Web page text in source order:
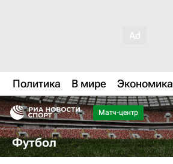
Политика В мире Экономика
Матч-центр
Футбол